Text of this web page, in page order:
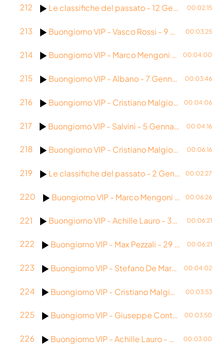
212 Le classifiche del passato - 12 Gennaio 2025 00:02:15
213 Buongiorno VIP - Vasco Rossi - 9 Gennaio 2026 00:03:25
214 Buongiorno VIP - Marco Mengoni - 8 Gennaio 2026 00:04:00
215 Buongiorno VIP - Albano - 7 Gennaio 2026 00:03:46
216 Buongiorno VIP - Cristiano Malgioglio - 6 Gennaio 2026 00:04:06
217 Buongiorno VIP - Salvini - 5 Gennaio 2026 00:04:16
218 Buongiorno VIP - Cristiano Malgioglio - 2 Gennaio 2026 00:06:16
219 Le classifiche del passato - 2 Gennaio 2026 00:02:27
220 Buongiorno VIP - Marco Mengoni - 31 Dicembre 2025 00:06:26
221 Buongiorno VIP - Achille Lauro - 30 Dicembre 2025 00:06:21
222 Buongiorno VIP - Max Pezzali - 29 Dicembre 2025 00:06:21
223 Buongiorno VIP - Stefano De Martino - 26 Dicembre 2025 00:04:02
224 Buongiorno VIP - Cristiano Malgioglio - 24 Dicembre 2025 00:03:53
225 Buongiorno VIP - Giuseppe Conte - 23 Dicembre 2025 00:03:50
226 Buongiorno VIP - Achille Lauro - 22 Dicembre 2025 00:03:00